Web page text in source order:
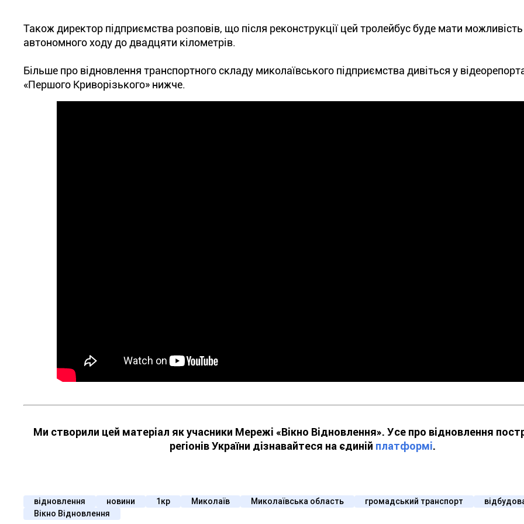
Також директор підприємства розповів, що після реконструкції цей тролейбус буде мати можливість
автономного ходу до двадцяти кілометрів.
Більше про відновлення транспортного складу миколаївського підприємства дивіться у
«Першого Криворізького» нижче.
Ми створили цей матеріал як учасники Мережі «Вікно Відновлення». Усе про відновлення
регіонів України дізнавайтеся на єдиній платформі.
відновлення новини 1кр Миколаїв Миколаївська область громадський транспорт
Вікно Відновлення